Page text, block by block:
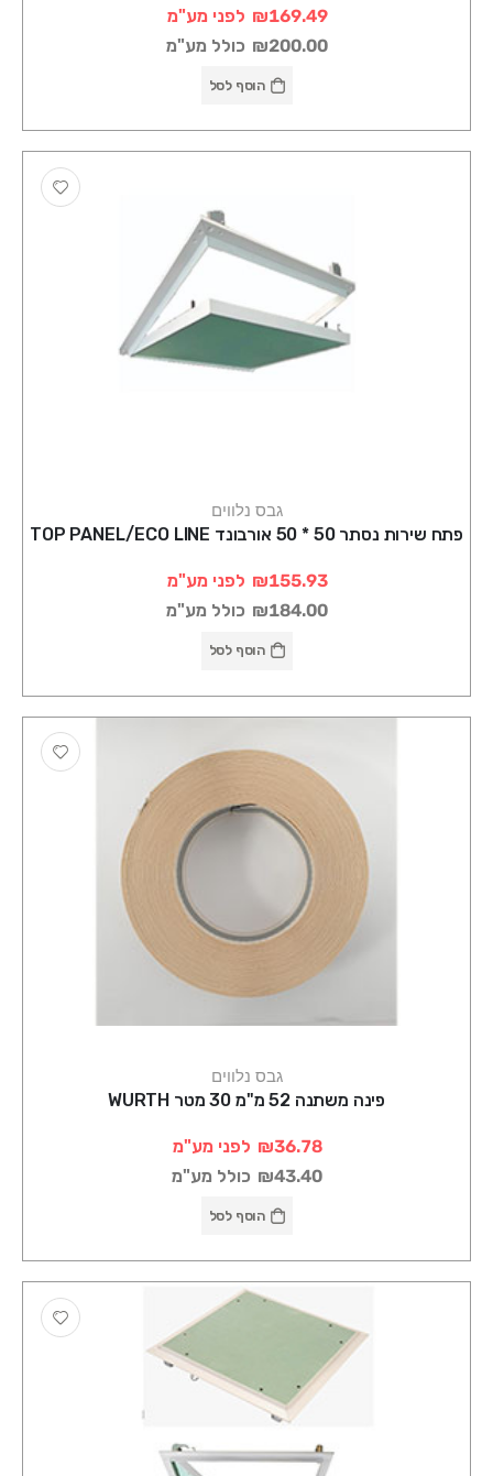
₪169.49 לפני מע"מ
₪200.00 כולל מע"מ
הוסף לסל
גבס נלווים
פתח שירות נסתר 50 * 50 אורבונד TOP PANEL/ECO LINE
₪155.93 לפני מע"מ
₪184.00 כולל מע"מ
הוסף לסל
גבס נלווים
פינה משתנה 52 מ"מ 30 מטר WURTH
₪36.78 לפני מע"מ
₪43.40 כולל מע"מ
הוסף לסל